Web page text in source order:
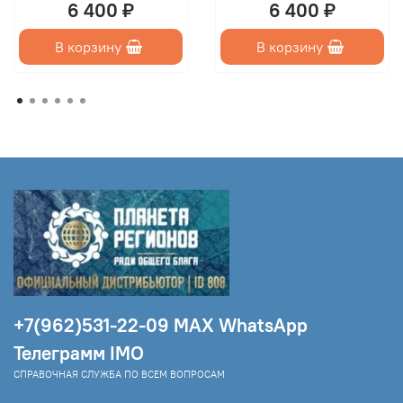
6 400 ₽
В корзину
6 400 ₽
В корзину
+7(962)531-22-09 МAX WhatsApp
Телеграмм IMO
СПРАВОЧНАЯ СЛУЖБА ПО ВСЕМ ВОПРОСАМ